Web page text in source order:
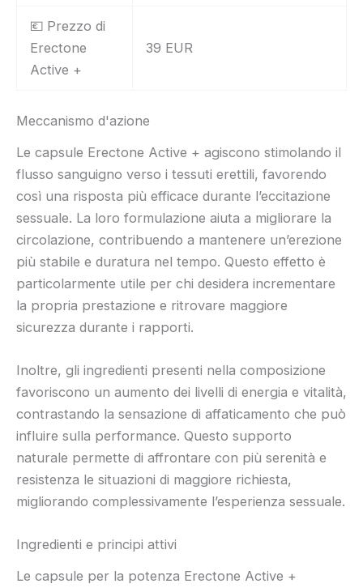
💶 Prezzo di
Erectone
Active +
39 EUR
Meccanismo d'azione
Le capsule Erectone Active + agiscono stimolando il
flusso sanguigno verso i tessuti erettili, favorendo
così una risposta più efficace durante l’eccitazione
sessuale. La loro formulazione aiuta a migliorare la
circolazione, contribuendo a mantenere un’erezione
più stabile e duratura nel tempo. Questo effetto è
particolarmente utile per chi desidera incrementare
la propria prestazione e ritrovare maggiore
sicurezza durante i rapporti.
Inoltre, gli ingredienti presenti nella composizione
favoriscono un aumento dei livelli di energia e vitalità,
contrastando la sensazione di affaticamento che può
influire sulla performance. Questo supporto
naturale permette di affrontare con più serenità e
resistenza le situazioni di maggiore richiesta,
migliorando complessivamente l’esperienza sessuale.
Ingredienti e principi attivi
Le capsule per la potenza Erectone Active +